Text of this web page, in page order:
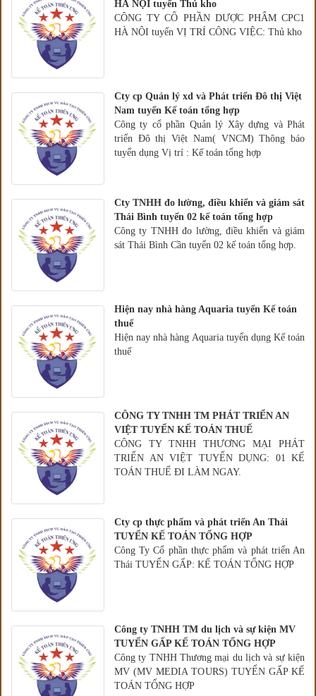
HÀ NỘI tuyển Thủ kho
CÔNG TY CỔ PHẦN DƯỢC PHẨM CPC1
HÀ NỘI tuyển VỊ TRÍ CÔNG VIỆC: Thủ kho
Cty cp Quản lý xd và Phát triển Đô thị Việt
Nam tuyển Kế toán tổng hợp
Công ty cổ phần Quản lý Xây dựng và Phát
triển Đô thị Việt Nam( VNCM) Thông báo
tuyển dụng Vị trí : Kế toán tổng hợp
Cty TNHH đo lường, điều khiển và giám sát
Thái Bình tuyển 02 kế toán tổng hợp
Công ty TNHH đo lường, điều khiển và giám
sát Thái Bình Cần tuyển 02 kế toán tổng hợp.
Hiện nay nhà hàng Aquaria tuyển Kế toán
thuế
Hiện nay nhà hàng Aquaria tuyển dụng Kế toán
thuế
CÔNG TY TNHH TM PHÁT TRIỂN AN
VIỆT TUYỂN KẾ TOÁN THUẾ
CÔNG TY TNHH THƯƠNG MẠI PHÁT
TRIỂN AN VIỆT TUYỂN DỤNG: 01 KẾ
TOÁN THUẾ ĐI LÀM NGAY.
Cty cp thực phẩm và phát triển An Thái
TUYỂN KẾ TOÁN TỔNG HỢP
Công Ty Cổ phần thực phẩm và phát triển An
Thái TUYỂN GẤP: KẾ TOÁN TỔNG HỢP
Công ty TNHH TM du lịch và sự kiện MV
TUYỂN GẤP KẾ TOÁN TỔNG HỢP
Công ty TNHH Thương mại du lịch và sự kiện
MV (MV MEDIA TOURS) TUYỂN GẤP KẾ
TOÁN TỔNG HỢP